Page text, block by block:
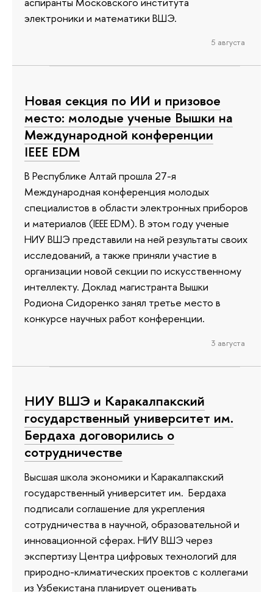
электроники и математики ВШЭ.
5 августа
Новая секция по ИИ и призовое
место: молодые ученые Вышки на
Международной конференции
IEEE EDM
В Республике Алтай прошла 27-я
Международная конференция молодых
специалистов в области электронных приборов
и материалов (IEEE EDM). В этом году ученые
НИУ ВШЭ представили на ней результаты своих
исследований, а также приняли участие в
организации новой секции по искусственному
интеллекту. Доклад магистранта Вышки
Родиона Сидоренко занял третье место в
конкурсе научных работ конференции.
3 августа
НИУ ВШЭ и Каракалпакский
государственный университет им.
Бердаха договорились о
сотрудничестве
Высшая школа экономики и Каракалпакский
государственный университет им. Бердаха
подписали соглашение для укрепления
сотрудничества в научной, образовательной и
инновационной сферах. НИУ ВШЭ через
экспертизу Центра цифровых технологий для
природно-климатических проектов с коллегами
из Узбекистана планирует оценивать